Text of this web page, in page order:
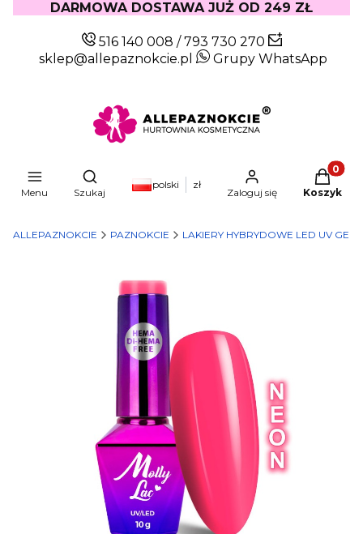
DARMOWA DOSTAWA JUŻ OD 249 ZŁ
516 140 008 /793 730 270
sklep@allepaznokcie.pl
Grupy WhatsApp
Menu
Otwórz wyszukiwarkę
Szukaj
polski zł
Zaloguj się Koszyk
ALLEPAZNOKCIE PAZNOKCIE LAKIERY HYBRYDOWE LED UV GEL